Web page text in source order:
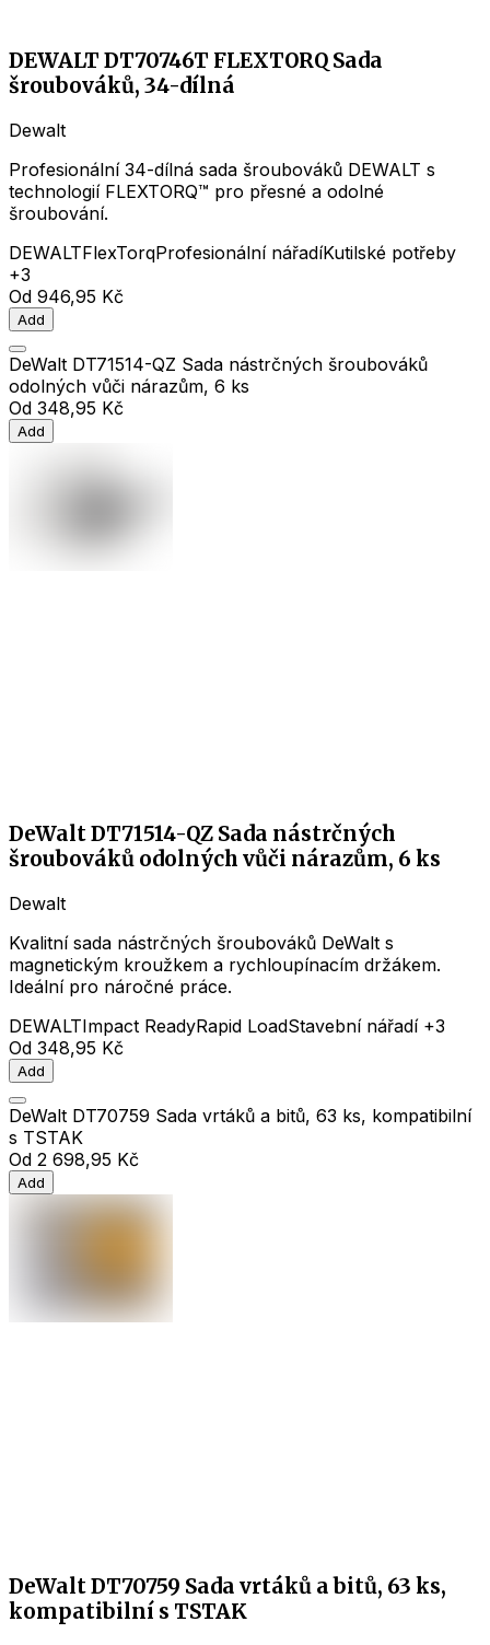
DEWALT DT70746T FLEXTORQ Sada
šroubováků, 34-dílná
Dewalt
Profesionální 34-dílná sada šroubováků DEWALT s
technologií FLEXTORQ™ pro přesné a odolné
šroubování.
DEWALTFlexTorqProfesionální nářadíKutilské potřeby
+3
Od 946,95 Kč
Add
DeWalt DT71514-QZ Sada nástrčných šroubováků
odolných vůči nárazům, 6 ks
Od 348,95 Kč
Add
DeWalt DT71514-QZ Sada nástrčných
šroubováků odolných vůči nárazům, 6 ks
Dewalt
Kvalitní sada nástrčných šroubováků DeWalt s
magnetickým kroužkem a rychloupínacím držákem.
Ideální pro náročné práce.
DEWALTImpact ReadyRapid LoadStavební nářadí+3
Od 348,95 Kč
Add
DeWalt DT70759 Sada vrtáků a bitů, 63 ks, kompatibilní
s TSTAK
Od 2 698,95 Kč
Add
DeWalt DT70759 Sada vrtáků a bitů, 63 ks,
kompatibilní s TSTAK